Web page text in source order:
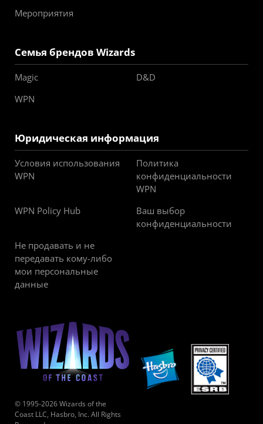
Мероприятия
Семья брендов Wizards
Magic
D&D
WPN
Юридическая информация
Условия использования
WPN
Политика
конфиденциальности
WPN
WPN Policy Hub
Ваш выбор
конфиденциальности
Не продавать и не
передавать кому-либо
мои персональные
данные
© 1995-2026 Wizards of the
Coast LLC, Hasbro, Inc. All Rights